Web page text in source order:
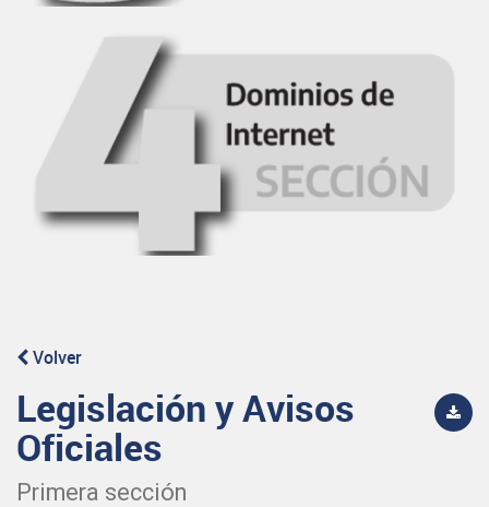
Volver
Legislación y Avisos
Oficiales
Primera sección